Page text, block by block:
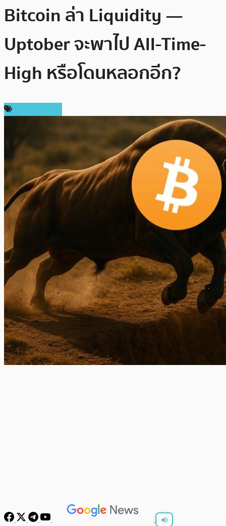
Bitcoin ล่า Liquidity —
Uptober จะพาไป All-Time-
High หรือโดนหลอกอีก?